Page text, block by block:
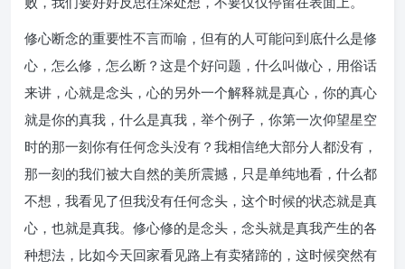
修心断念的重要性不言而喻，但有的人可能问到底什么是修
心，怎么修，怎么断？这是个好问题，什么叫做心，用俗话
来讲，心就是念头，心的另外一个解释就是真心，你的真心
就是你的真我，什么是真我，举个例子，你第一次仰望星空
时的那一刻你有任何念头没有？我相信绝大部分人都没有，
那一刻的我们被大自然的美所震撼，只是单纯地看，什么都
不想，我看见了但我没有任何念头，这个时候的状态就是真
心，也就是真我。修心修的是念头，念头就是真我产生的各
种想法，比如今天回家看见路上有卖猪蹄的，这时候突然有